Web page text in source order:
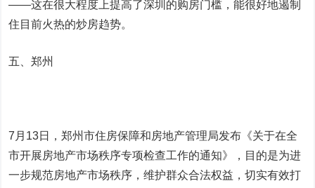
——这在很大程度上提高了深圳的购房门槛，能很好地遏制
住目前火热的炒房趋势。
五、郑州
7月13日，郑州市住房保障和房地产管理局发布《关于在全
市开展房地产市场秩序专项检查工作的通知》，目的是为进
一步规范房地产市场秩序，维护群众合法权益，切实有效打